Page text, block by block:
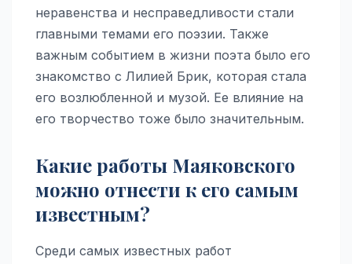
неравенства и несправедливости стали
главными темами его поэзии. Также
важным событием в жизни поэта было его
знакомство с Лилией Брик, которая стала
его возлюбленной и музой. Ее влияние на
его творчество тоже было значительным.
Какие работы Маяковского
можно отнести к его самым
известным?
Среди самых известных работ